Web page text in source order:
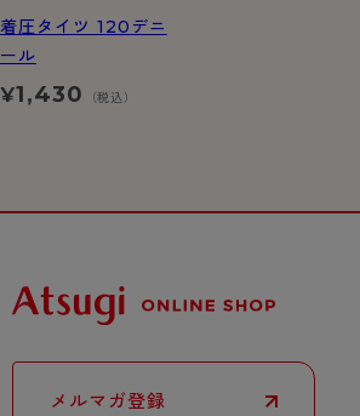
着圧タイツ 120デニ
ール
¥1,430 （税込）
メルマガ登録